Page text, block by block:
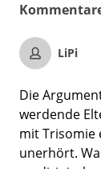
LiPi
Die
werdende
mit Trisomie
unerhört.